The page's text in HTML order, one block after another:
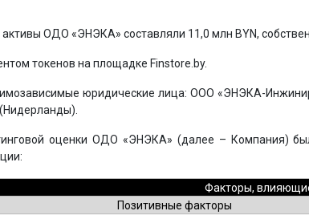
ОДО «ЭНЭКА» составляли 11,0 млн BYN,
токенов на площадке Finstore.by.
юридические лица: ООО «ЭНЭКА-
оценки ОДО «ЭНЭКА» (далее – Компания)
Факторы,
Позитивные факторы